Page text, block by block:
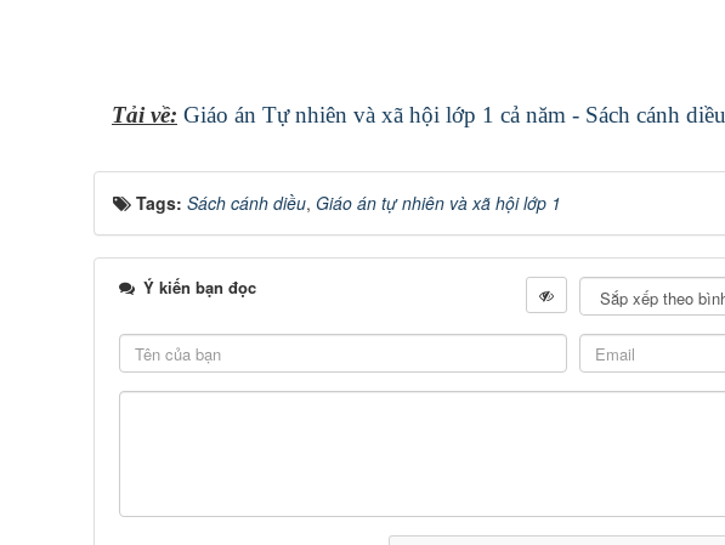
Tải về: Giáo án Tự nhiên và xã hội lớp 1 cả năm - Sách cánh diều
Tags: Sách cánh diều, Giáo án tự nhiên và xã hội lớp 1
Ý kiến bạn đọc